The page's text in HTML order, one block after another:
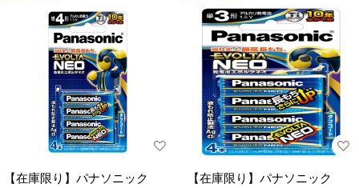
【在庫限り】パナソニック
【在庫限り】パナソニック